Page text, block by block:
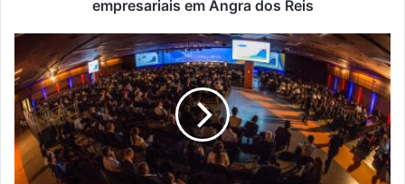
e
e
m
a
i
l
o
v
e
p
a
l
e
s
empresariais em Angra dos Reis
R
i
o
O
i
l
G